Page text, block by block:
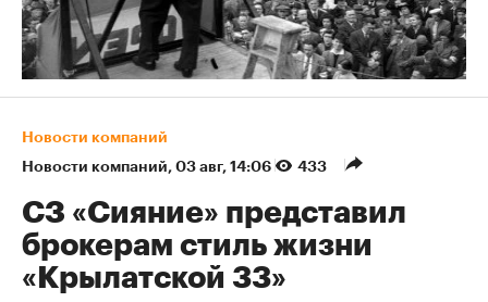
Новости компаний
Новости компаний⁠, 03 авг, 14:06 433
СЗ «Сияние» представил
брокерам стиль жизни
«Крылатской 33»